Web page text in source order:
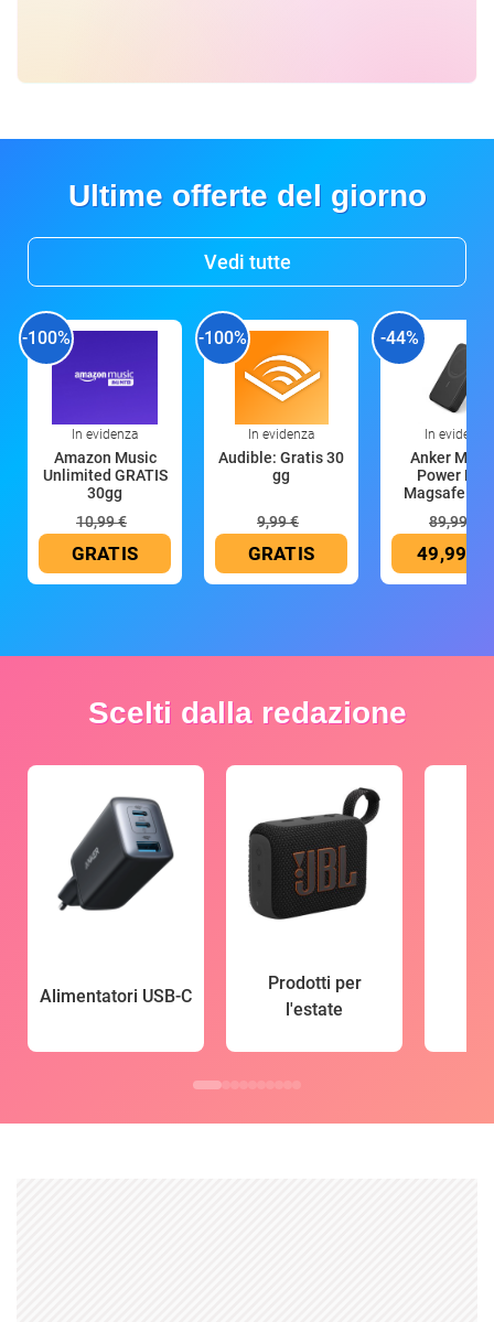
Ultime offerte del giorno
Vedi tutte
-100%
In evidenza
Amazon Music
Unlimited GRATIS
30gg
10,99 €
GRATIS
-100%
In evidenza
Audible: Gratis 30
gg
9,99 €
GRATIS
-44%
In evidenza
Anker
Power
Magsafe
89,99 €
49,99 €
Scelti dalla redazione
Alimentatori USB-C
Prodotti per
l'estate